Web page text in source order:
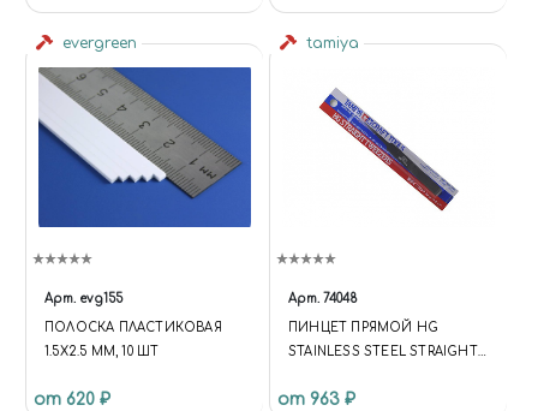
evergreen
Арт. evg155
ПОЛОСКА ПЛАСТИКОВАЯ
1.5Х2.5 ММ, 10 ШТ
от 620 ₽
tamiya
Арт. 74048
ПИНЦЕТ ПРЯМОЙ HG
STAINLESS STEEL STRAIGHT
от 963 ₽